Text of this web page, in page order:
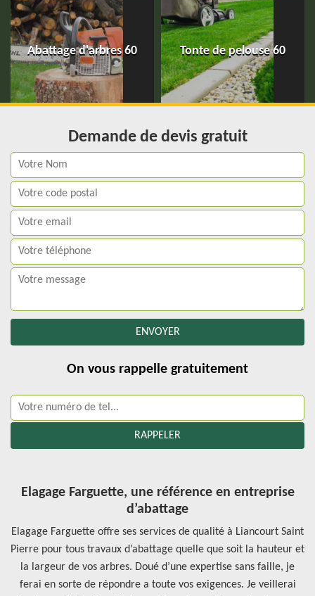
Abattage d'arbres 60 Tonte de pelouse 60
Demande de devis gratuit
On vous rappelle gratuitement
Elagage Farguette, une référence en entreprise
d’abattage
Elagage Farguette offre ses services de qualité à Liancourt Saint
Pierre pour tous travaux d’abattage quelle que soit la hauteur et
la largeur de vos arbres. Doué d’une expertise sans faille, je
ferai en sorte de répondre a toute vos exigences. Je veillerai